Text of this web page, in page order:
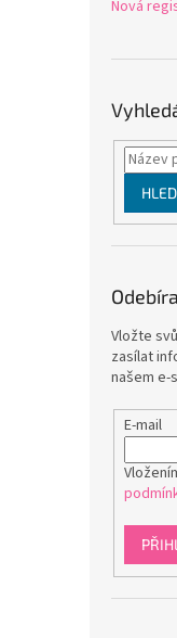
Nová
Vložte
zasílat
našem e-
E-mail